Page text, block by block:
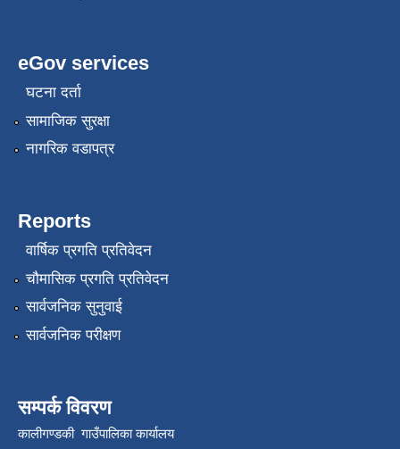
eGov services
घटना दर्ता
सामाजिक सुरक्षा
नागरिक वडापत्र
Reports
वार्षिक प्रगति प्रतिवेदन
चौमासिक प्रगति प्रतिवेदन
सार्वजनिक सुनुवाई
सार्वजनिक परीक्षण
सम्पर्क विवरण
कालीगण्डकी गाउँपालिका कार्यालय